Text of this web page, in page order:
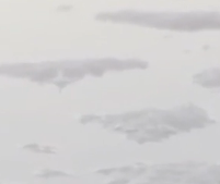
en la
pero no